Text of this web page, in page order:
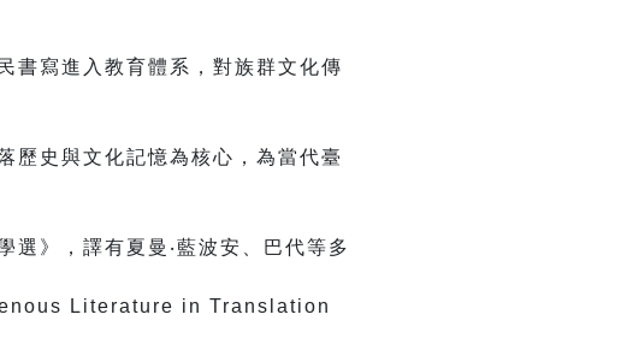
書寫進入教育體系，對族群文化傳
歷史與文化記憶為核心，為當代臺
選》，譯有夏曼‧藍波安、巴代等多